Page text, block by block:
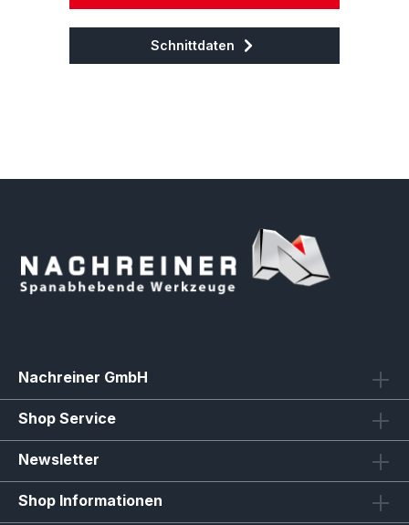
Schnittdaten
Nachreiner GmbH
Shop Service
Newsletter
Shop Informationen